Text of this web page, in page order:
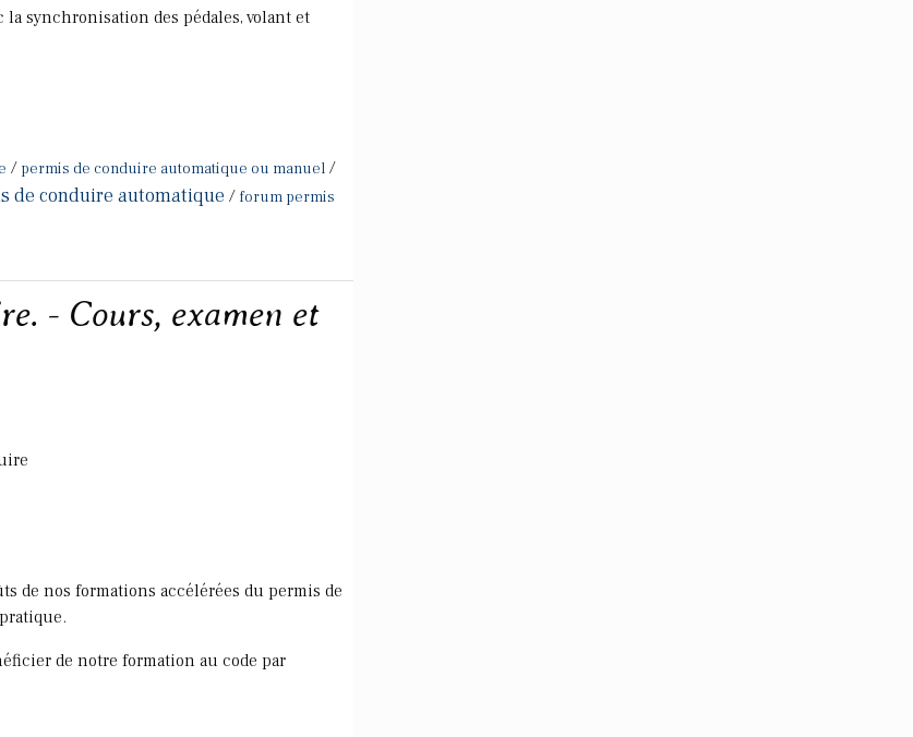
la synchronisation des pédales, volant et
/ permis de conduire automatique ou manuel /
de conduire automatique / forum permis
- Cours, examen et
de nos formations accélérées du permis de
de notre formation au code par